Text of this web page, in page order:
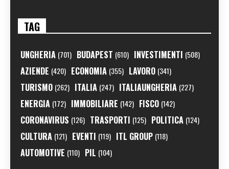
TAG
UNGHERIA (701) BUDAPEST (610) INVESTIMENTI (508)
AZIENDE (420) ECONOMIA (355) LAVORO (341)
TURISMO (262) ITALIA (247) ITALIAUNGHERIA (227)
ENERGIA (172) IMMOBILIARE (142) FISCO (142)
CORONAVIRUS (126) TRASPORTI (125) POLITICA (124)
CULTURA (121) EVENTI (119) ITL GROUP (118)
AUTOMOTIVE (110) PIL (104)